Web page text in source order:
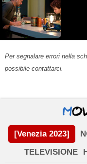
Per segnalare errori nella
possibile contattarci.
[Venezia 2023]
TELEVISIONE